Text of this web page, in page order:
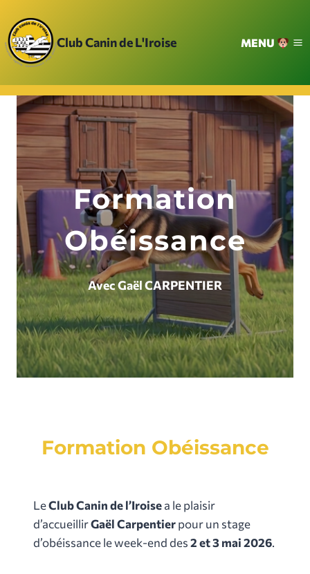
au
contenu
Club Canin de L'Iroise MENU
Formation
Obéissance
Avec Gaël CARPENTIER
Formation Obéissance
LeClub Canin de l’Iroisea le plaisir
d’accueillirGaël Carpentierpour un stage
d’obéissance le week-end des2 et 3 mai 2026.